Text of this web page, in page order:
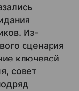
Из-
сценария
ключевой
совет